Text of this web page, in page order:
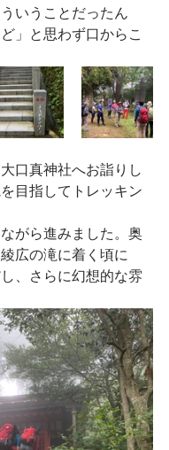
ういうことだったん
」と思わず口からこ
口真神社へお詣りし
目指してトレッキン
がら進みました。奥
広の滝に着く頃に
、さらに幻想的な雰